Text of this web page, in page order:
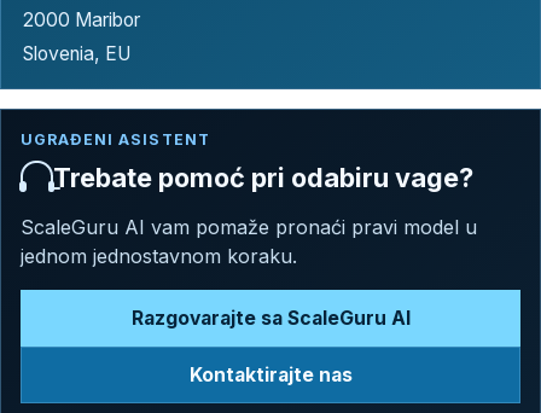
2000 Maribor
Slovenia, EU
UGRAĐENI ASISTENT
Trebate pomoć pri odabiru vage?
ScaleGuru AI vam pomaže pronaći pravi model u
jednom jednostavnom koraku.
Razgovarajte sa ScaleGuru AI
Kontaktirajte nas